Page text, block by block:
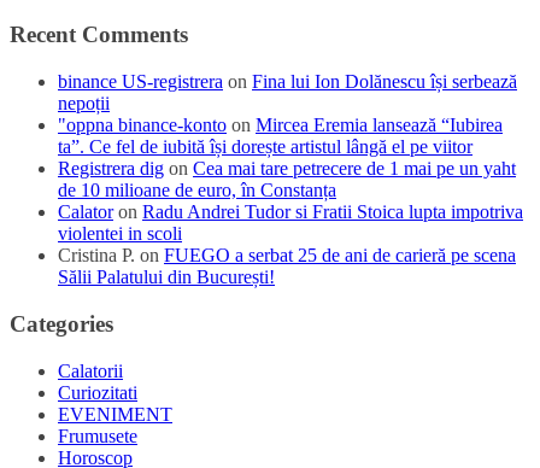
Recent Comments
binance US-registrera on Fina lui Ion Dolănescu își serbează
nepoții
"oppna binance-konto on Mircea Eremia lansează “Iubirea
ta”. Ce fel de iubită își dorește artistul lângă el pe viitor
Registrera dig on Cea mai tare petrecere de 1 mai pe un yaht
de 10 milioane de euro, în Constanța
Calatoron Radu Andrei Tudor si Fratii Stoica lupta impotriva
violentei in scoli
Cristina P. on FUEGO a serbat 25 de ani de carieră pe scena
Sălii Palatului din București!
Categories
Calatorii
Curiozitati
EVENIMENT
Frumusete
Horoscop